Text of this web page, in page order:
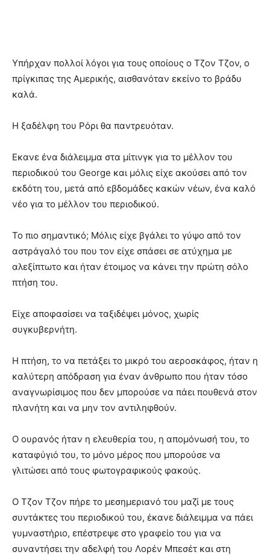
Υπήρχαν πολλοί λόγοι για τους οποίους ο Τζον Τζον, ο
πρίγκιπας της Αμερικής, αισθανόταν εκείνο το βράδυ
καλά.
Η ξαδέλφη του Ρόρι θα παντρευόταν.
Εκανε ένα διάλειμμα στα μίτινγκ για το μέλλον του
περιοδικού του George και μόλις είχε ακούσει από τον
εκδότη του, μετά από εβδομάδες κακών νέων, ένα καλό
νέο για το μέλλον του περιοδικού.
Το πιο σημαντικό; Μόλις είχε βγάλει το γύψο από τον
αστράγαλό του που τον είχε σπάσει σε ατύχημα με
αλεξίπτωτο και ήταν έτοιμος να κάνει την πρώτη σόλο
πτήση του.
Είχε αποφασίσει να ταξιδέψει μόνος, χωρίς
συγκυβερνήτη.
Η πτήση, το να πετάξει το μικρό του αεροσκάφος, ήταν η
καλύτερη απόδραση για έναν άνθρωπο που ήταν τόσο
αναγνωρίσιμος που δεν μπορούσε να πάει πουθενά στον
πλανήτη και να μην τον αντιληφθούν.
Ο ουρανός ήταν η ελευθερία του, η απομόνωσή του, το
καταφύγιό του, το μόνο μέρος που μπορούσε να
γλιτώσει από τους φωτογραφικούς φακούς.
Ο Τζον Τζον πήρε το μεσημεριανό του μαζί με τους
συντάκτες του περιοδικού του, έκανε διάλειμμα να πάει
γυμναστήριο, επέστρεψε στο γραφείο του για να
συναντήσει την αδελφή του Λορέν Μπεσέτ και στη